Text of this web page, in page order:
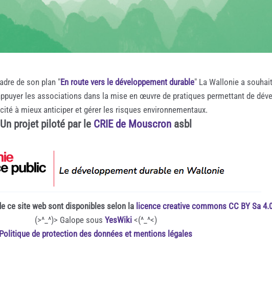
de son plan "En route vers le développement durable" La Wallonie a
les associations dans la mise en œuvre de pratiques permettant de
à mieux anticiper et gérer les risques environnementaux.
Un projet piloté par le CRIE de Mouscronasbl
ce site web sont disponibles selon la licence creative commons CC BY Sa
(>^_^)> Galope sous YesWiki<(^_^<)
Politique de protection des données et mentions légales